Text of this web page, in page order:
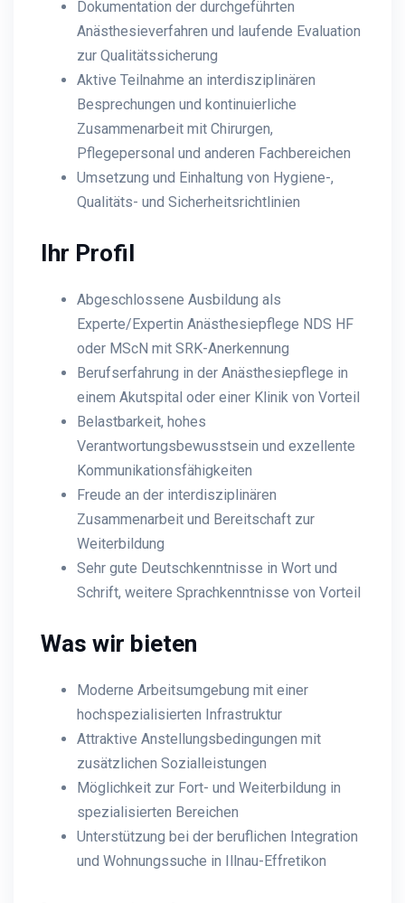
Dokumentation der durchgeführten
Anästhesieverfahren und laufende Evaluation
zur Qualitätssicherung
Aktive Teilnahme an interdisziplinären
Besprechungen und kontinuierliche
Zusammenarbeit mit Chirurgen,
Pflegepersonal und anderen Fachbereichen
Umsetzung und Einhaltung von Hygiene-,
Qualitäts- und Sicherheitsrichtlinien
Ihr Profil
Abgeschlossene Ausbildung als
Experte/Expertin Anästhesiepflege NDS HF
oder MScN mit SRK-Anerkennung
Berufserfahrung in der Anästhesiepflege in
einem Akutspital oder einer Klinik von Vorteil
Belastbarkeit, hohes
Verantwortungsbewusstsein und exzellente
Kommunikationsfähigkeiten
Freude an der interdisziplinären
Zusammenarbeit und Bereitschaft zur
Weiterbildung
Sehr gute Deutschkenntnisse in Wort und
Schrift, weitere Sprachkenntnisse von Vorteil
Was wir bieten
Moderne Arbeitsumgebung mit einer
hochspezialisierten Infrastruktur
Attraktive Anstellungsbedingungen mit
zusätzlichen Sozialleistungen
Möglichkeit zur Fort- und Weiterbildung in
spezialisierten Bereichen
Unterstützung bei der beruflichen Integration
und Wohnungssuche in Illnau-Effretikon